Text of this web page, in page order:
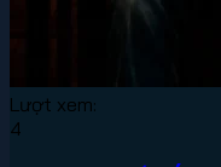
Lượt xem:
4